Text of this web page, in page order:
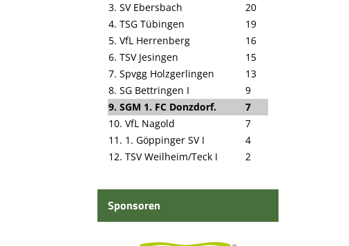
3. SV Ebersbach
20
4. TSG Tübingen
19
5. VfL Herrenberg
16
6. TSV Jesingen
15
7. Spvgg Holzgerlingen
13
8. SG Bettringen I
9
9. SGM 1. FC Donzdorf.
7
10. VfL Nagold
7
11. 1. Göppinger SV I
4
12. TSV Weilheim/Teck I
2
Sponsoren